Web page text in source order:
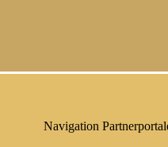
Navigation